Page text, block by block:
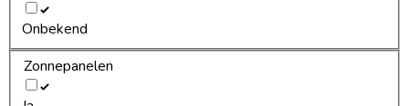
Onbekend
Zonnepanelen